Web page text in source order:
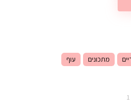
מתכונים עוף
1